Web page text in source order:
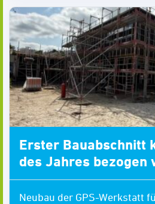
Erster Bauabschnitt
des Jahres bezogen
Neubau der GPS-Werkstatt